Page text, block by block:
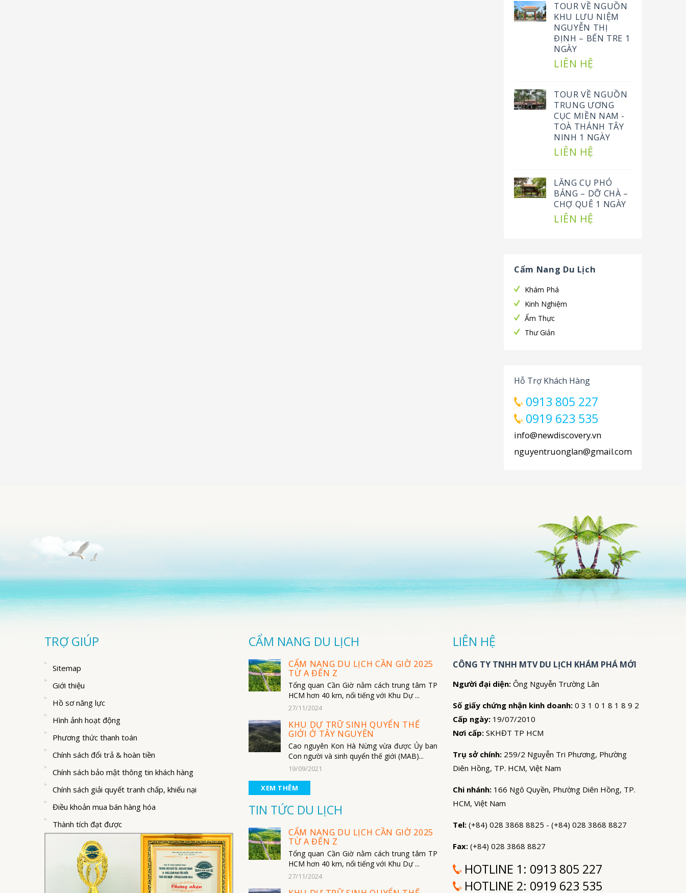
TOUR VỀ NGUỒN
KHU LƯU NIỆM
NGUYỄN THỊ
ĐỊNH – BẾN TRE 1
NGÀY
LIÊN HỆ
TOUR VỀ NGUỒN
TRUNG ƯƠNG
CỤC MIỀN NAM -
TOÀ THÁNH TÂY
NINH 1 NGÀY
LIÊN HỆ
LĂNG CỤ PHÓ
BẢNG – DỠ CHÀ –
CHỢ QUÊ 1 NGÀY
LIÊN HỆ
Cẩm Nang Du Lịch
Khám Phá
Kinh Nghiệm
Ẩm Thực
Thư Giản
Hỗ Trợ Khách Hàng
0913 805 227
0919 623 535
info@newdiscovery.vn
nguyentruonglan@gmail.com
TRỢ GIÚP
Sitemap
Giới thiệu
Hồ sơ năng lực
Hình ảnh hoạt động
Phương thức thanh toán
Chính sách đổi trả & hoàn tiền
Chính sách bảo mật thông tin khách hàng
Chính sách giải quyết tranh chấp, khiếu nại
Điều khoản mua bán hàng hóa
Thành tích đạt được
CẨM NANG DU LỊCH
CẨM NANG DU LỊCH CẦN GIỜ 2025
TỪ A ĐẾN Z
Tổng quan Cần Giờ nằm cách trung tâm TP
HCM hơn 40 km, nổi tiếng với Khu Dự ...
27/11/2024
KHU DỰ TRỮ SINH QUYỂN THẾ
GIỚI Ở TÂY NGUYÊN
Cao nguyên Kon Hà Nừng vừa được Ủy ban
Con người và sinh quyển thế giới (MAB)...
19/09/2021
XEM THÊM
TIN TỨC DU LỊCH
CẨM NANG DU LỊCH CẦN GIỜ 2025
TỪ A ĐẾN Z
Tổng quan Cần Giờ nằm cách trung tâm TP
HCM hơn 40 km, nổi tiếng với Khu Dự ...
27/11/2024
LIÊN HỆ
CÔNG TY TNHH MTV DU LỊCH KHÁM PHÁ MỚI
Người đại diện: Ông Nguyễn Trường Lân
Số giấy chứng nhận kinh doanh: 0 3 1 0 1 8 1 8 9 2
Cấp ngày: 19/07/2010
Nơi cấp: SKHĐT TP HCM
Trụ sở chính: 259/2 Nguyễn Tri Phương, Phường
Diên Hồng, TP. HCM, Việt Nam
Chi nhánh: 166 Ngô Quyền, Phường Diên Hồng, TP.
HCM, Việt Nam
Tel: (+84) 028 3868 8825 - (+84) 028 3868 8827
Fax: (+84) 028 3868 8827
HOTLINE 1: 0913 805 227
HOTLINE 2: 0919 623 535